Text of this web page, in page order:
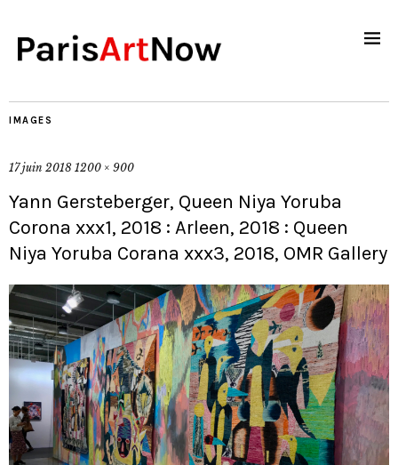
IMAGES
17 juin 2018 1200 × 900
Yann Gersteberger, Queen Niya Yoruba
Corona xxx1, 2018 : Arleen, 2018 : Queen
Niya Yoruba Corana xxx3, 2018, OMR Gallery